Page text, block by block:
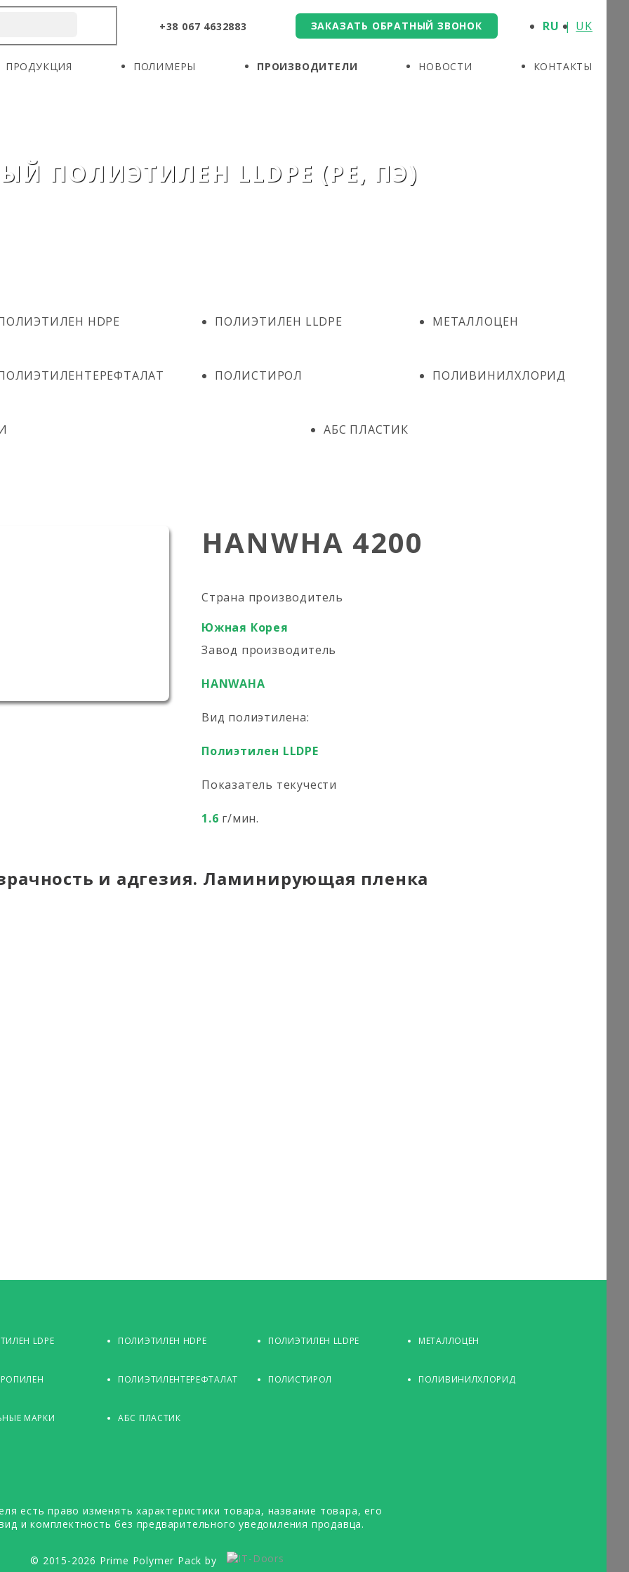
+38 067 4632883 ЗАКАЗАТЬ ОБРАТНЫЙ ЗВОНОК RU UK
ПРОДУКЦИЯ ПОЛИМЕРЫ ПРОИЗВОДИТЕЛИ НОВОСТИ КОНТАКТЫ
ПОЛИЭТИЛЕН LLDPE (PE, ПЭ)
HDPE ПОЛИЭТИЛЕН LLDPE МЕТАЛЛОЦЕН
ПОЛИСТИРОЛ ПОЛИВИНИЛХЛОРИД
АБС ПЛАСТИК
HANWHA 4200
Страна производитель
Южная Корея
Завод производитель
HANWAHA
Вид полиэтилена:
Полиэтилен LLDPE
Показатель текучести
1.6 г/мин.
и адгезия. Ламинирующая пленка
LDPE ПОЛИЭТИЛЕН HDPE ПОЛИЭТИЛЕН LLDPE МЕТАЛЛОЦЕН
ПОЛИЭТИЛЕНТЕРЕФТАЛАТ ПОЛИСТИРОЛ ПОЛИВИНИЛХЛОРИД
МАРКИ АБС ПЛАСТИК
есть право изменять характеристики товара, название товара, его
и комплектность без предварительного уведомления продавца.
© 2015-2026 Prime Polymer Pack by
О КОМПАНИИ
ПРОИЗВОДИТЕЛИ